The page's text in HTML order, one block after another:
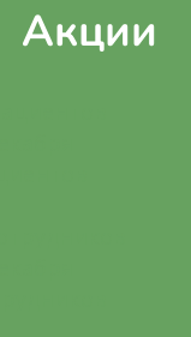
Акции